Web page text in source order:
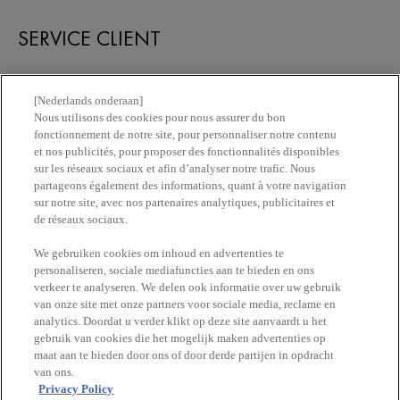
SERVICE CLIENT
Newsletter
Trouvez une pharmacie​
RESTEZ EN CONTACT
[Nederlands onderaan]
Nous utilisons des cookies pour nous assurer du bon
fonctionnement de notre site, pour personnaliser notre contenu
et nos publicités, pour proposer des fonctionnalités disponibles
sur les réseaux sociaux et afin d’analyser notre trafic. Nous
partageons également des informations, quant à votre navigation
sur notre site, avec nos partenaires analytiques, publicitaires et
de réseaux sociaux.
We gebruiken cookies om inhoud en advertenties te
personaliseren, sociale mediafuncties aan te bieden en ons
verkeer te analyseren. We delen ook informatie over uw gebruik
van onze site met onze partners voor sociale media, reclame en
analytics. Doordat u verder klikt op deze site aanvaardt u het
gebruik van cookies die het mogelijk maken advertenties op
maat aan te bieden door ons of door derde partijen in opdracht
van ons.
Privacy Policy